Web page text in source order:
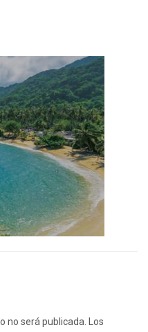
no será publicada.
Los